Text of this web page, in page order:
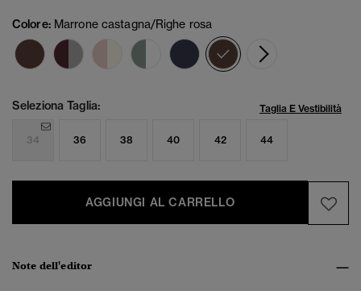
Colore: Marrone castagna/Righe rosa
selezionato
Seleziona Taglia: Taglia E Vestibilità
34 36 38 40 42 44
AGGIUNGI AL CARRELLO
Note dell'editor